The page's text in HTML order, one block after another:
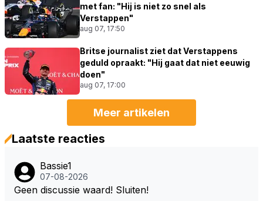
met fan: "Hij is niet zo snel als
Verstappen"
aug 07, 17:50
Britse journalist ziet dat Verstappens
geduld opraakt: "Hij gaat dat niet eeuwig
doen"
aug 07, 17:00
Meer artikelen
Laatste reacties
Bassie1
07-08-2026
Geen discussie waard! Sluiten!